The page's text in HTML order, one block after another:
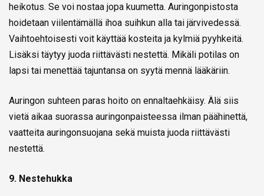
heikotus. Se voi nostaa jopa kuumetta. Auringonpistosta
hoidetaan viilentämällä ihoa suihkun alla tai järvivedessä.
Vaihtoehtoisesti voit käyttää kosteita ja kylmiä pyyhkeitä.
Lisäksi täytyy juoda riittävästi nestettä. Mikäli potilas on
lapsi tai menettää tajuntansa on syytä mennä lääkäriin.
Auringon suhteen paras hoito on ennaltaehkäisy. Älä siis
vietä aikaa suorassa auringonpaisteessa ilman päähinettä,
vaatteita auringonsuojana sekä muista juoda riittävästi
nestettä.
9. Nestehukka